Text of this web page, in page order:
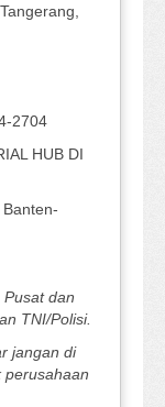
2704
HUB DI
dan
TNI/Polisi.
jangan di
perusahaan